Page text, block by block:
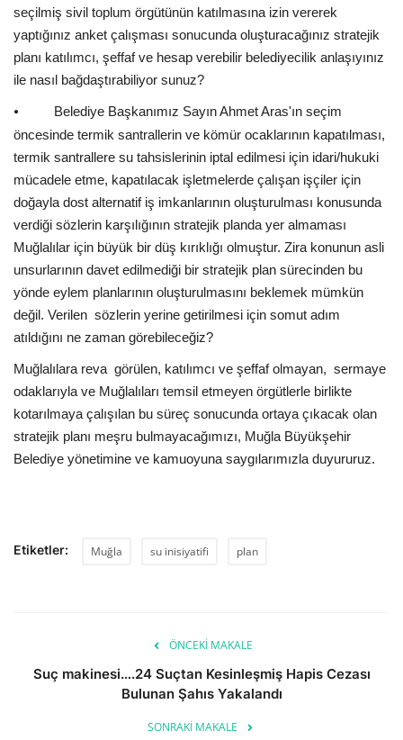
seçilmiş sivil toplum örgütünün katılmasına izin vererek
yaptığınız anket çalışması sonucunda oluşturacağınız stratejik
planı katılımcı, şeffaf ve hesap verebilir belediyecilik anlaşıyınız
ile nasıl bağdaştırabiliyor sunuz?
⦁
Belediye Başkanımız Sayın Ahmet Aras'ın seçim
öncesinde termik santrallerin ve kömür ocaklarının kapatılması,
termik santrallere su tahsislerinin iptal edilmesi için idari/hukuki
mücadele etme, kapatılacak işletmelerde çalışan işçiler için
doğayla dost alternatif iş imkanlarının oluşturulması konusunda
verdiği sözlerin karşılığının stratejik planda yer almaması
Muğlalılar için büyük bir düş kırıklığı olmuştur. Zira konunun asli
unsurlarının davet edilmediği bir stratejik plan sürecinden bu
yönde eylem planlarının oluşturulmasını beklemek mümkün
değil. Verilen sözlerin yerine getirilmesi için somut adım
atıldığını ne zaman görebileceğiz?
Muğlalılara reva görülen, katılımcı ve şeffaf olmayan, sermaye
odaklarıyla ve Muğlalıları temsil etmeyen örgütlerle birlikte
kotarılmaya çalışılan bu süreç sonucunda ortaya çıkacak olan
stratejik planı meşru bulmayacağımızı, Muğla Büyükşehir
Belediye yönetimine ve kamuoyuna saygılarımızla duyururuz.
Etiketler: Muğla su inisiyatifi plan
ÖNCEKI MAKALE
Suç makinesi….24 Suçtan Kesinleşmiş Hapis Cezası
Bulunan Şahıs Yakalandı
SONRAKI MAKALE